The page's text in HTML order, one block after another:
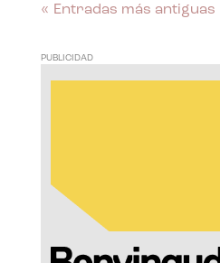
« Entradas más antiguas
PUBLICIDAD